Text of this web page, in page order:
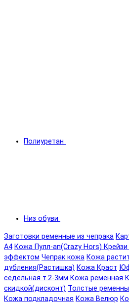
Полиуретан
Низ обуви
Заготовки ременные из чепрака
А4 Кожа Пулл-ап(Crazy Hors)
эффектом Чепрак кожа Кожа
дубления(Растишка) Кожа Краст
седельная т.2-3мм Кожа ременная
скидкой(дисконт) Толстые
Кожа подкладочная Кожа Велюр